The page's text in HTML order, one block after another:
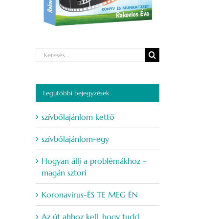
Keresés...
Legutóbbi bejegyzések
szívbőlajánlom kettő
szívbőlajánlom-egy
Hogyan állj a problémákhoz –
magán sztori
Koronavírus-ÉS TE MEG ÉN
Az út ahhoz kell, hogy tudd